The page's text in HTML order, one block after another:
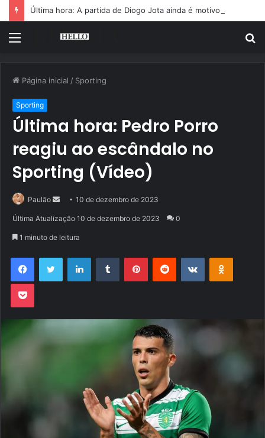
Menu
Página inicial / Sporting
Sporting
Última hora: Pedro Porro
reagiu ao escândalo no
Sporting (Vídeo)
Paulão
Mande
mail
10 de dezembro de 2023
Última Atualização 10 de dezembro de 2023 0
1 minuto de leitura
FacebookTwitter LinkedinTumblr PinterestReddit VK OK
Pocket